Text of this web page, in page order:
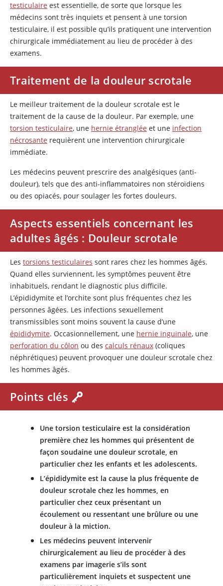
testiculaire est essentielle, de sorte que lorsque les
médecins sont très inquiets et pensent à une torsion
testiculaire, il est possible qu’ils pratiquent une intervention
chirurgicale immédiatement au lieu de procéder à des
examens.
Traitement de la douleur scrotale
Le meilleur traitement de la douleur scrotale est le
traitement de la cause de la douleur. Par exemple, une
torsion testiculaire, une hernie étranglée et une infection
nécrosante requièrent une intervention chirurgicale
immédiate.
Les médecins peuvent prescrire des analgésiques (anti-
douleur), tels que des anti-inflammatoires non stéroïdiens
ou des opiacés, pour soulager les fortes douleurs.
Aspects essentiels concernant les
adultes âgés : Douleur scrotale
Les torsions testiculaires sont rares chez les hommes âgés.
Quand elles surviennent, les symptômes peuvent être
inhabituels, rendant le diagnostic plus difficile.
L’épididymite et l’orchite sont plus fréquentes chez les
personnes âgées. Les infections sexuellement
transmissibles sont moins souvent la cause d’une
épididymite. Occasionnellement, une hernie inguinale, une
perforation du côlon ou des calculs rénaux (coliques
néphrétiques) peuvent provoquer une douleur scrotale chez
les hommes âgés.
Points clés
Une torsion testiculaire est la considération
première chez les hommes qui présentent de
façon soudaine une douleur scrotale, en
particulier chez les enfants et les adolescents.
L’épididymite est la cause la plus fréquente de
douleur scrotale chez les hommes, en
particulier chez ceux présentant un
écoulement ou ressentant une brûlure ou une
douleur à la miction.
Les médecins peuvent intervenir
chirurgicalement au lieu de procéder à des
examens par imagerie s’ils sont
particulièrement inquiets et suspectent une